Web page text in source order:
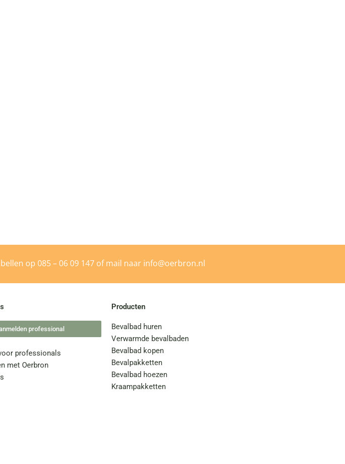
op 085 – 06 09 147 of mail naar info@oerbron.nl
professional
professionals
met Oerbron
Producten
Bevalbad huren
Verwarmde bevalbaden
Bevalbad kopen
Bevalpakketten
Bevalbad hoezen
Kraampakketten